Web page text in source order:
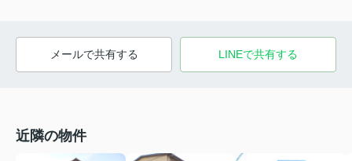
メールで共有する LINEで共有する
近隣の物件